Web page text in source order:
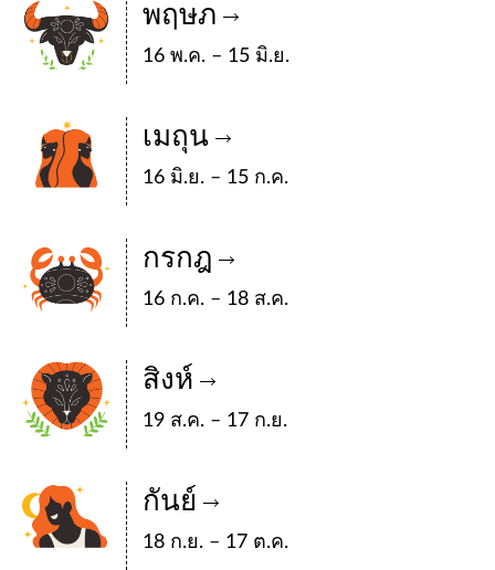
พฤษภ
16 พ.ค. – 15 มิ.ย.
เมถุน
16 มิ.ย. – 15 ก.ค.
กรกฎ
16 ก.ค. – 18 ส.ค.
สิงห์
19 ส.ค. – 17 ก.ย.
กันย์
18 ก.ย. – 17 ต.ค.